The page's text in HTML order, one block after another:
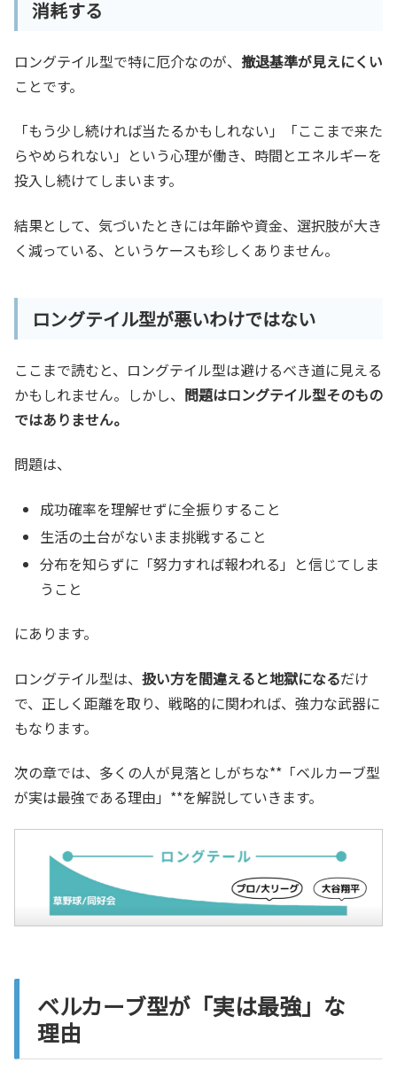
消耗する
ロングテイル型で特に厄介なのが、 撤退基準が見えにくい
ことです。
「もう少し続ければ当たるかもしれない」「ここまで来た
らやめられない」という心理が働き、時間とエネルギーを
投入し続けてしまいます。
結果として、気づいたときには年齢や資金、選択肢が大き
く減っている、というケースも珍しくありません。
ロングテイル型が悪いわけではない
ここまで読むと、ロングテイル型は避けるべき道に見える
かもしれません。しかし、 問題はロングテイル型そのもの
ではありません。
問題は、
成功確率を理解せずに全振りすること
生活の土台がないまま挑戦すること
分布を知らずに「努力すれば報われる」と信じてしま
うこと
にあります。
ロングテイル型は、 扱い方を間違えると地獄になるだけ
で、正しく距離を取り、戦略的に関われば、強力な武器に
もなります。
次の章では、多くの人が見落としがちな**「ベルカーブ型
が実は最強である理由」**を解説していきます。
ベルカーブ型が「実は最強」な
理由